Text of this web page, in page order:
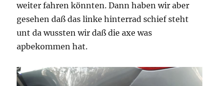
weiter fahren könnten. Dann haben wir aber
gesehen daß das linke hinterrad schief steht
unt da wussten wir daß die axe was
apbekommen hat.